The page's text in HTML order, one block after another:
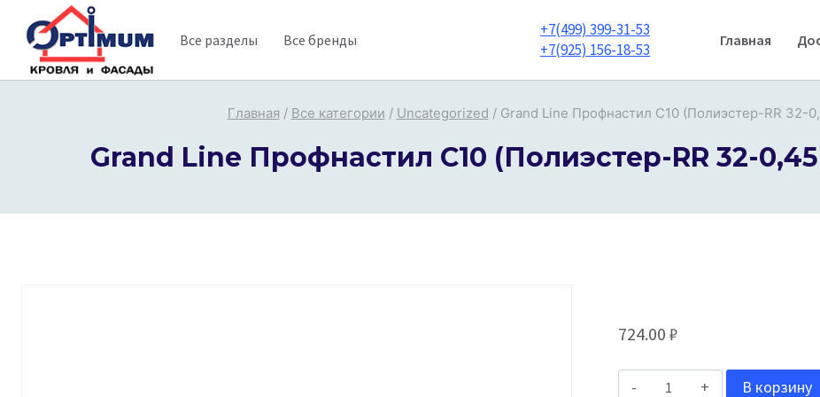
содержимому
Все разделы Все бренды
+7(499) 399-31-53
+7(925) 156-18-53
Главная
Главная / Все категории / Uncategorized / Grand Line Профнастил С10 (Полиэстер-RR 32-
Grand Line Профнастил С10 (Полиэстер-RR 32-
724.00 ₽
Количество
В корзину